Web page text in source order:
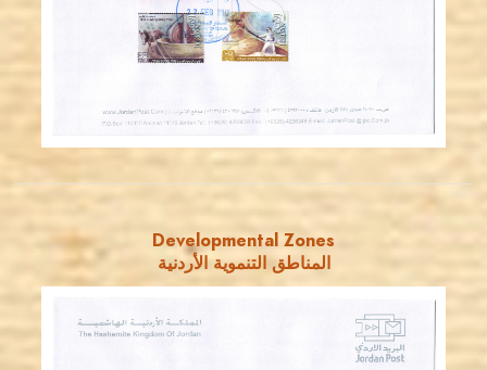
Developmental Zones
المناطق التنموية الأردنية